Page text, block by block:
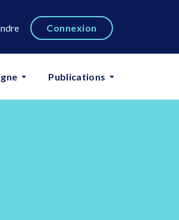
Connexion
Publications